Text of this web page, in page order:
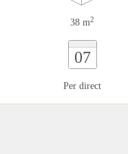
38 m2
07
Per direct